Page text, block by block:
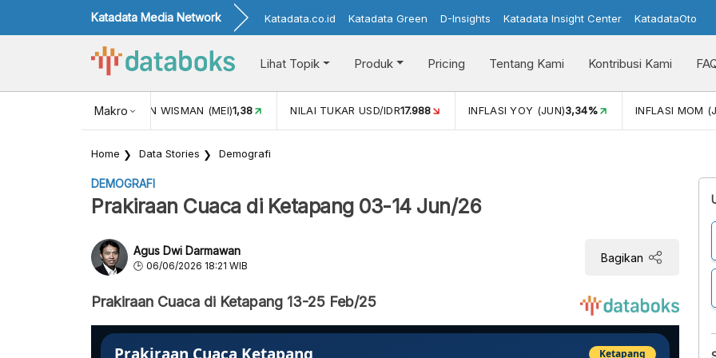
Katadata Media Network Katadata.co.id Katadata Green D-Insights Katadata Insight Center KatadataOto
Lihat Topik Produk Pricing Tentang Kami Kontribusi Kami
Makro
NILAI TUKAR USD/IDR17.988 INFLASI YOY (JUN)3,34% INFLASI MOM (JUN) 0,44% PERTUMBUHAN
Home Data Stories Demografi
DEMOGRAFI
Prakiraan Cuaca di Ketapang 03-14 Jun/26
Agus Dwi Darmawan
06/06/2026 18:21 WIB
Bagikan
Prakiraan Cuaca di Ketapang 13-25 Feb/25